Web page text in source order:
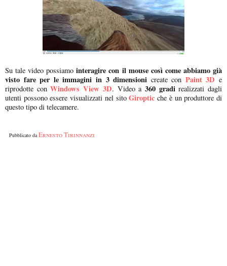
Su tale video possiamo interagire con il mouse così come abbiamo già
visto fare per le immagini in 3 dimensioni create con Paint 3D e
riprodotte con Windows View 3D. Video a 360 gradirealizzati dagli
utenti possono essere visualizzati nel sitoGiroptic che è un produttore di
questo tipo di telecamere.
Pubblicato daErnesto Tirinnanzi